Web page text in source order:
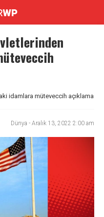
idamlara müteveccih açıklama
Dünya - Aralık 13, 2022 2:00 am